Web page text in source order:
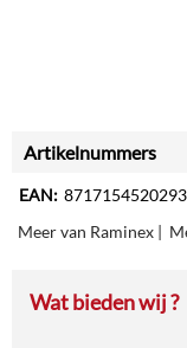
Artikelnummers
EAN: 8717154520293
Meer van Raminex |
Wat bieden wij ?